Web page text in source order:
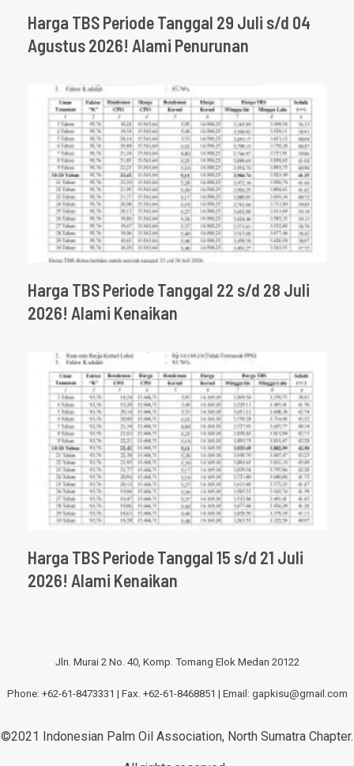
Harga TBS Periode Tanggal 29 Juli s/d 04
Agustus 2026! Alami Penurunan
Harga TBS Periode Tanggal 22 s/d 28 Juli
2026! Alami Kenaikan
Harga TBS Periode Tanggal 15 s/d 21 Juli
2026! Alami Kenaikan
Jln. Murai 2 No. 40, Komp. Tomang Elok Medan 20122
Phone: +62-61-8473331 | Fax. +62-61-8468851 | Email: gapkisu@gmail.com
©2021 Indonesian Palm Oil Association, North Sumatra Chapter.